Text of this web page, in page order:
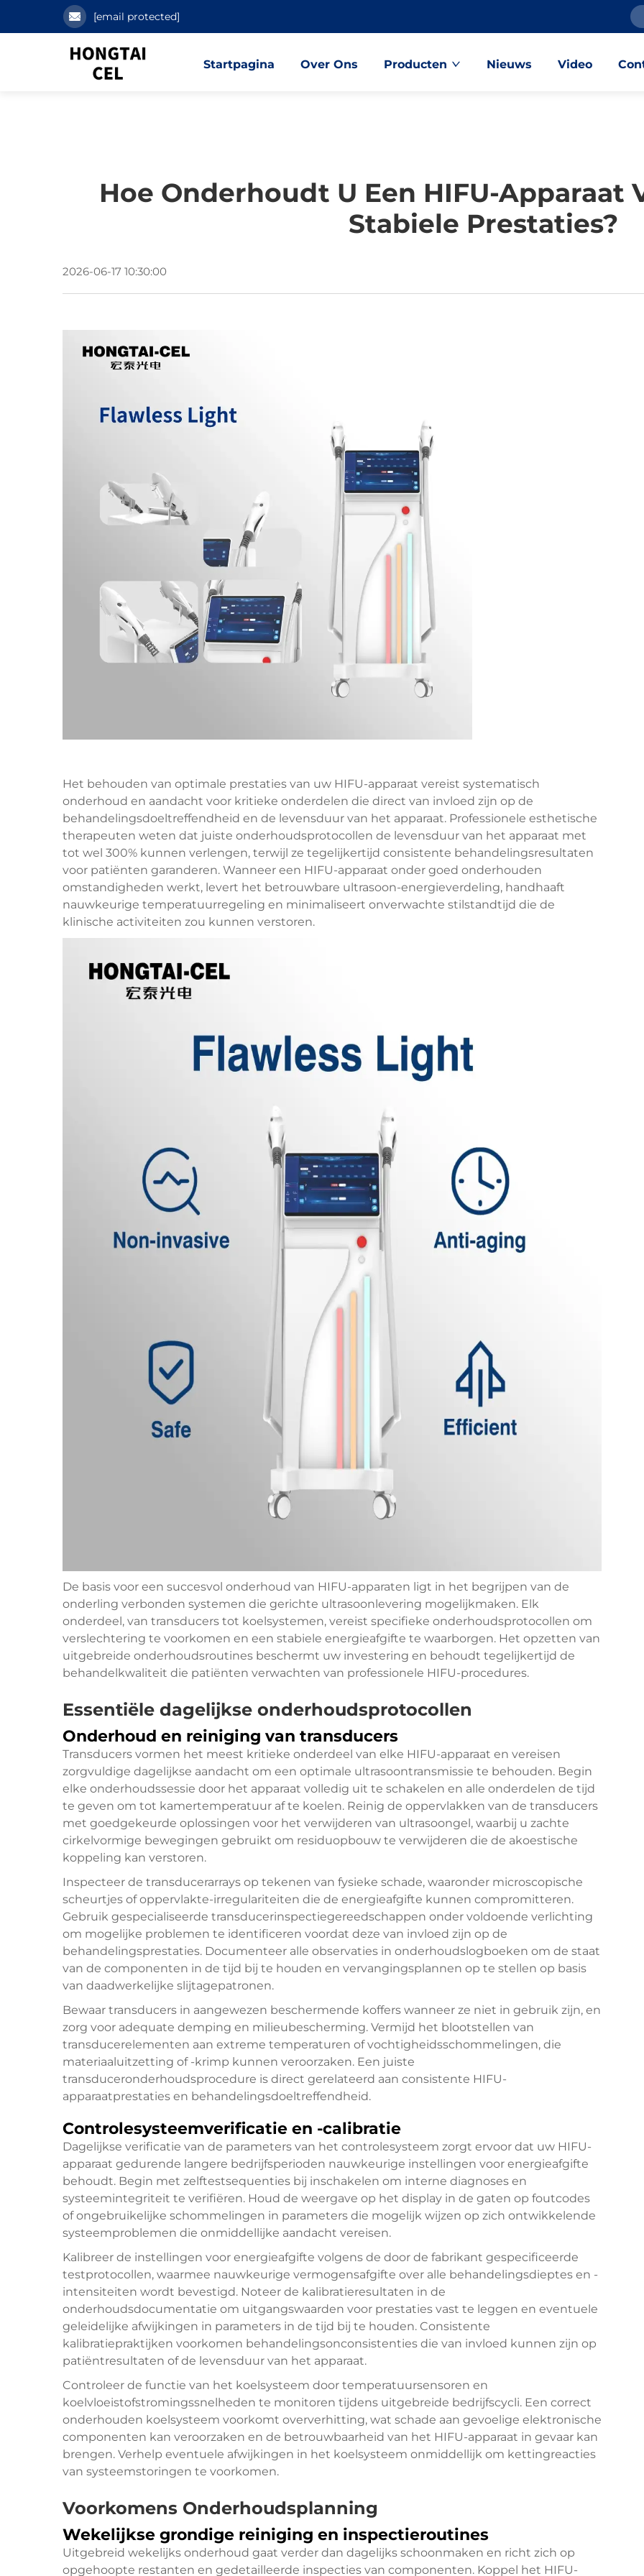
[email protected]
Startpagina Over Ons Producten Nieuws Video
Hoe Onderhoudt U Een HIFU-Apparaat
Stabiele Prestaties?
2026-06-17 10:30:00
Het behouden van optimale prestaties van uw HIFU-apparaat vereist systematisch
onderhoud en aandacht voor kritieke onderdelen die direct van invloed zijn op de
behandelingsdoeltreffendheid en de levensduur van het apparaat. Professionele esthetische
therapeuten weten dat juiste onderhoudsprotocollen de levensduur van het apparaat met
tot wel 300% kunnen verlengen, terwijl ze tegelijkertijd consistente behandelingsresultaten
voor patiënten garanderen. Wanneer een HIFU-apparaat onder goed onderhouden
omstandigheden werkt, levert het betrouwbare ultrasoon-energieverdeling, handhaaft
nauwkeurige temperatuurregeling en minimaliseert onverwachte stilstandtijd die de
klinische activiteiten zou kunnen verstoren.
De basis voor een succesvol onderhoud van HIFU-apparaten ligt in het begrijpen van de
onderling verbonden systemen die gerichte ultrasoonlevering mogelijkmaken. Elk
onderdeel, van transducers tot koelsystemen, vereist specifieke onderhoudsprotocollen om
verslechtering te voorkomen en een stabiele energieafgifte te waarborgen. Het opzetten van
uitgebreide onderhoudsroutines beschermt uw investering en behoudt tegelijkertijd de
behandelkwaliteit die patiënten verwachten van professionele HIFU-procedures.
Essentiële dagelijkse onderhoudsprotocollen
Onderhoud en reiniging van transducers
Transducers vormen het meest kritieke onderdeel van elke HIFU-apparaat en vereisen
zorgvuldige dagelijkse aandacht om een optimale ultrasoontransmissie te behouden. Begin
elke onderhoudssessie door het apparaat volledig uit te schakelen en alle onderdelen de tijd
te geven om tot kamertemperatuur af te koelen. Reinig de oppervlakken van de transducers
met goedgekeurde oplossingen voor het verwijderen van ultrasoongel, waarbij u zachte
cirkelvormige bewegingen gebruikt om residuopbouw te verwijderen die de akoestische
koppeling kan verstoren.
Inspecteer de transducerarrays op tekenen van fysieke schade, waaronder microscopische
scheurtjes of oppervlakte-irregulariteiten die de energieafgifte kunnen compromitteren.
Gebruik gespecialiseerde transducerinspectiegereedschappen onder voldoende verlichting
om mogelijke problemen te identificeren voordat deze van invloed zijn op de
behandelingsprestaties. Documenteer alle observaties in onderhoudslogboeken om de staat
van de componenten in de tijd bij te houden en vervangingsplannen op te stellen op basis
van daadwerkelijke slijtagepatronen.
Bewaar transducers in aangewezen beschermende koffers wanneer ze niet in gebruik zijn, en
zorg voor adequate demping en milieubescherming. Vermijd het blootstellen van
transducerelementen aan extreme temperaturen of vochtigheidsschommelingen, die
materiaaluitzetting of -krimp kunnen veroorzaken. Een juiste
transduceronderhoudsprocedure is direct gerelateerd aan consistente HIFU-
apparaatprestaties en behandelingsdoeltreffendheid.
Controlesysteemverificatie en -calibratie
Dagelijkse verificatie van de parameters van het controlesysteem zorgt ervoor dat uw HIFU-
apparaat gedurende langere bedrijfsperioden nauwkeurige instellingen voor energieafgifte
behoudt. Begin met zelftestsequenties bij inschakelen om interne diagnoses en
systeemintegriteit te verifiëren. Houd de weergave op het display in de gaten op foutcodes
of ongebruikelijke schommelingen in parameters die mogelijk wijzen op zich ontwikkelende
systeemproblemen die onmiddellijke aandacht vereisen.
Kalibreer de instellingen voor energieafgifte volgens de door de fabrikant gespecificeerde
testprotocollen, waarmee nauwkeurige vermogensafgifte over alle behandelingsdieptes en -
intensiteiten wordt bevestigd. Noteer de kalibratieresultaten in de
onderhoudsdocumentatie om uitgangswaarden voor prestaties vast te leggen en eventuele
geleidelijke afwijkingen in parameters in de tijd bij te houden. Consistente
kalibratiepraktijken voorkomen behandelingsonconsistenties die van invloed kunnen zijn op
patiëntresultaten of de levensduur van het apparaat.
Controleer de functie van het koelsysteem door temperatuursensoren en
koelvloeistofstromingssnelheden te monitoren tijdens uitgebreide bedrijfscycli. Een correct
onderhouden koelsysteem voorkomt oververhitting, wat schade aan gevoelige elektronische
componenten kan veroorzaken en de betrouwbaarheid van het HIFU-apparaat in gevaar kan
brengen. Verhelp eventuele afwijkingen in het koelsysteem onmiddellijk om kettingreacties
van systeemstoringen te voorkomen.
Voorkomens Onderhoudsplanning
Wekelijkse grondige reiniging en inspectieroutines
Uitgebreid wekelijks onderhoud gaat verder dan dagelijks schoonmaken en richt zich op
opgehoopte restanten en gedetailleerde inspecties van componenten. Koppel het HIFU-